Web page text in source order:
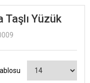
Taşlı Yüzük